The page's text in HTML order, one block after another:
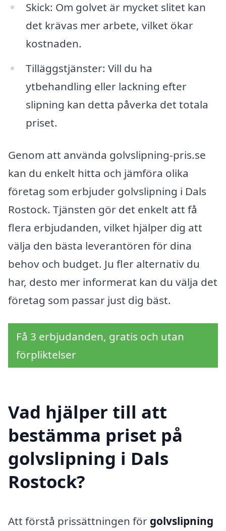
Skick: Om golvet är mycket slitet kan
det krävas mer arbete, vilket ökar
kostnaden.
Tilläggstjänster: Vill du ha
ytbehandling eller lackning efter
slipning kan detta påverka det totala
priset.
Genom att använda golvslipning-pris.se
kan du enkelt hitta och jämföra olika
företag som erbjuder golvslipning i Dals
Rostock. Tjänsten gör det enkelt att få
flera erbjudanden, vilket hjälper dig att
välja den bästa leverantören för dina
behov och budget. Ju fler alternativ du
har, desto mer informerat kan du välja det
företag som passar just dig bäst.
Få 3 erbjudanden, gratis och utan
förpliktelser
Vad hjälper till att
bestämma priset på
golvslipning i Dals
Rostock?
Att förstå prissättningen för golvslipning